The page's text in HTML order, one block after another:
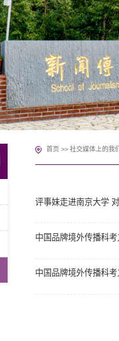
首页 >> 社交媒体上的我们
评事妹走进南京大学
中国品牌境外传播科考
中国品牌境外传播科考